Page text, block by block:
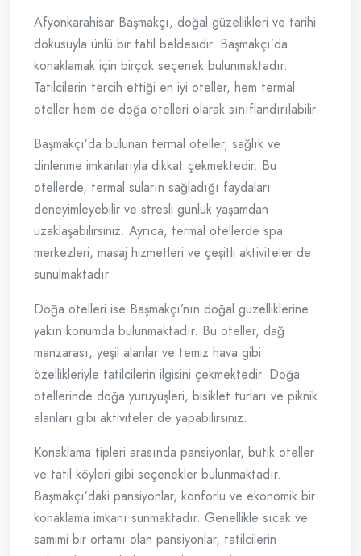
Afyonkarahisar Başmakçı, doğal güzellikleri ve tarihi
dokusuyla ünlü bir tatil beldesidir. Başmakçı’da
konaklamak için birçok seçenek bulunmaktadır.
Tatilcilerin tercih ettiği en iyi oteller, hem termal
oteller hem de doğa otelleri olarak sınıflandırılabilir.
Başmakçı’da bulunan termal oteller, sağlık ve
dinlenme imkanlarıyla dikkat çekmektedir. Bu
otellerde, termal suların sağladığı faydaları
deneyimleyebilir ve stresli günlük yaşamdan
uzaklaşabilirsiniz. Ayrıca, termal otellerde spa
merkezleri, masaj hizmetleri ve çeşitli aktiviteler de
sunulmaktadır.
Doğa otelleri ise Başmakçı’nın doğal güzelliklerine
yakın konumda bulunmaktadır. Bu oteller, dağ
manzarası, yeşil alanlar ve temiz hava gibi
özellikleriyle tatilcilerin ilgisini çekmektedir. Doğa
otellerinde doğa yürüyüşleri, bisiklet turları ve piknik
alanları gibi aktiviteler de yapabilirsiniz.
Konaklama tipleri arasında pansiyonlar, butik oteller
ve tatil köyleri gibi seçenekler bulunmaktadır.
Başmakçı’daki pansiyonlar, konforlu ve ekonomik bir
konaklama imkanı sunmaktadır. Genellikle sıcak ve
samimi bir ortamı olan pansiyonlar, tatilcilerin